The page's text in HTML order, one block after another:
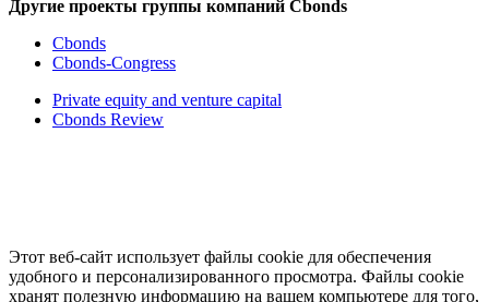
Другие проекты группы компаний Cbonds
Cbonds
Cbonds-Congress
Private equity and venture capital
Cbonds Review
Этот веб-сайт использует файлы cookie для обеспечения
удобного и персонализированного просмотра. Файлы cookie
хранят полезную информацию на вашем компьютере для того,